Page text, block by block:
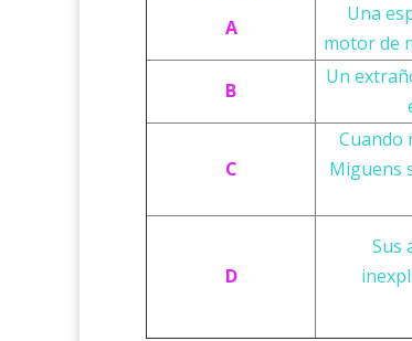
A
Una
motor de
B
Un
C
Cuando
Miguens
D
Sus